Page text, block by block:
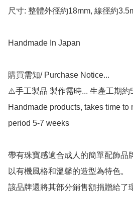
尺寸: 整體外徑約18mm, 線徑約
Handmade In Japan
購買需知/ Purchase Notice...
⚠️手工製品 製作需時... 生產工期約
Handmade products, takes time to
period 5-7 weeks
帶有珠寶感適合成人的簡單配飾品
以有機風格和溫馨的造型為特色。